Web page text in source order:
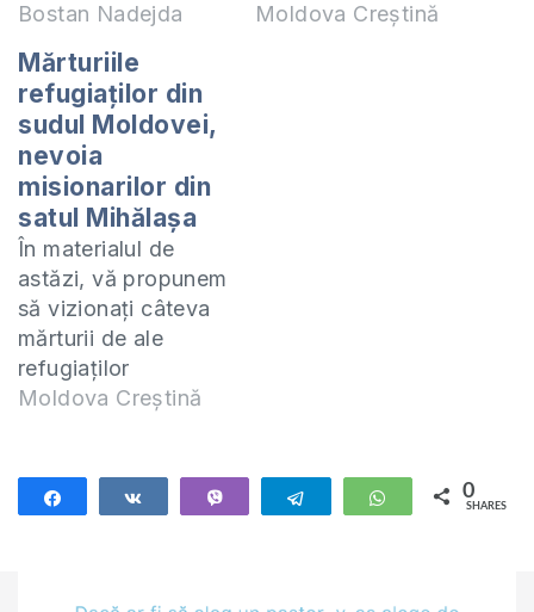
Bostan Nadejda Moldova Creștină
Mărturiile
refugiaților din
sudul Moldovei,
nevoia
misionarilor din
satul Mihălașa
În materialul de
astăzi, vă propunem
să vizionați câteva
mărturii de ale
refugiaților
ucraineni, care și-au
Buzilă din
Giurgiulești. De
Moldova Creștină
Telegram WhatsApp
0
SHARES